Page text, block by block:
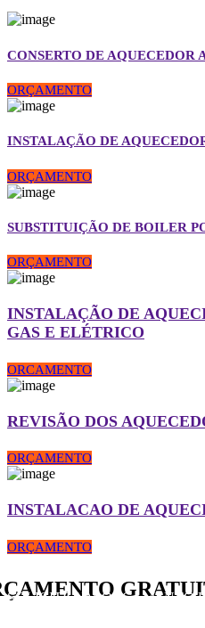
CONSERTO DE AQUECEDOR
ORÇAMENTO
INSTALAÇÃO DE
ORÇAMENTO
SUBSTITUIÇÃO DE BOILER
ORÇAMENTO
INSTALAÇÃO DE
GAS E ELÉTRICO
ORCAMENTO
REVISÃO DOS
ORÇAMENTO
INSTALACAO DE
ORÇAMENTO
SOLICITE UM ORÇAMENTO